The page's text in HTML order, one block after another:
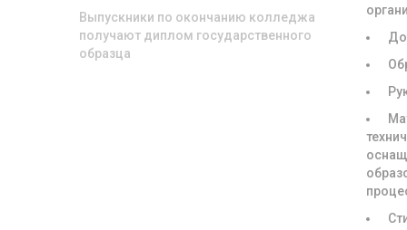
Выпускники по окончанию колледжа
получают диплом государственного
образца